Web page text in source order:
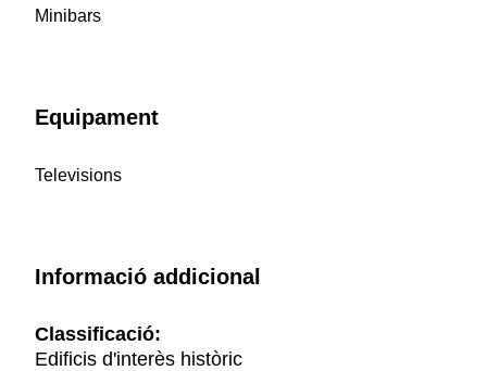
Minibars
Equipament
Televisions
Informació addicional
Classificació:
Edificis d'interès històric